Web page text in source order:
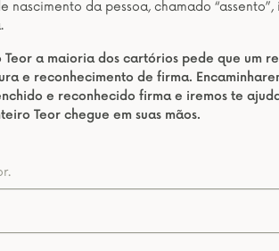
nascimento da pessoa, chamado “assento”,
a maioria dos cartórios pede que um
e reconhecimento de firma.
e reconhecido firma e iremos te
Teor chegue em suas mãos.